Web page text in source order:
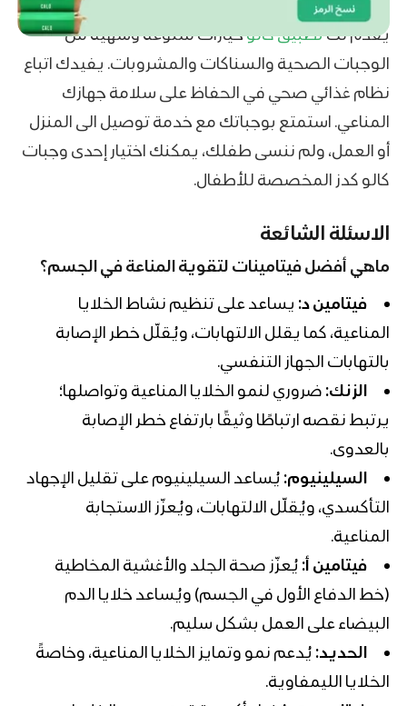
يقدم لكَتطبيق كالوخيارات متنوعة وشهية من
الوجبات الصحية والسناكات والمشروبات. يفيدك اتباع
نظام غذائي صحي في الحفاظ على سلامة جهازك
المناعي. استمتع بوجباتك مع خدمة توصيل الى المنزل
أو العمل، ولم ننسى طفلك، يمكنك اختيار إحدى وجبات
كالو كدز المخصصة للأطفال.
الاسئلة الشائعة
ماهي أفضل فيتامينات لتقوية المناعة في الجسم؟
فيتامين د: يساعد على تنظيم نشاط الخلايا
المناعية، كما يقلل الالتهابات، ويُقلّل خطر الإصابة
بالتهابات الجهاز التنفسي.
الزنك: ضروري لنمو الخلايا المناعية وتواصلها؛
يرتبط نقصه ارتباطًا وثيقًا بارتفاع خطر الإصابة
بالعدوى.
السيلينيوم: يُساعد السيلينيومعلى تقليل الإجهاد
التأكسدي، ويُقلّل الالتهابات، ويُعزّز الاستجابة
المناعية.
فيتامين أ: يُعزّز صحة الجلد والأغشية المخاطية
(خط الدفاع الأول في الجسم) ويُساعد خلايا الدم
البيضاء على العمل بشكل سليم.
الحديد: يُدعم نمو وتمايز الخلايا المناعية، وخاصةً
الخلايا الليمفاوية.